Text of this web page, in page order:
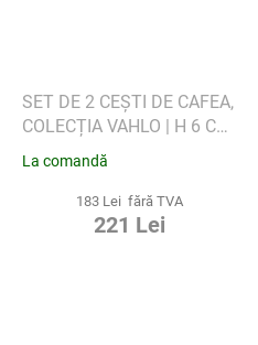
SET DE 2 CEȘTI DE CAFEA,
COLECȚIA VAHLO | H 6 CM,
Ø 8,5 CM - GRI MIRAGE -
La comandă
183 Lei fără TVA
221 Lei